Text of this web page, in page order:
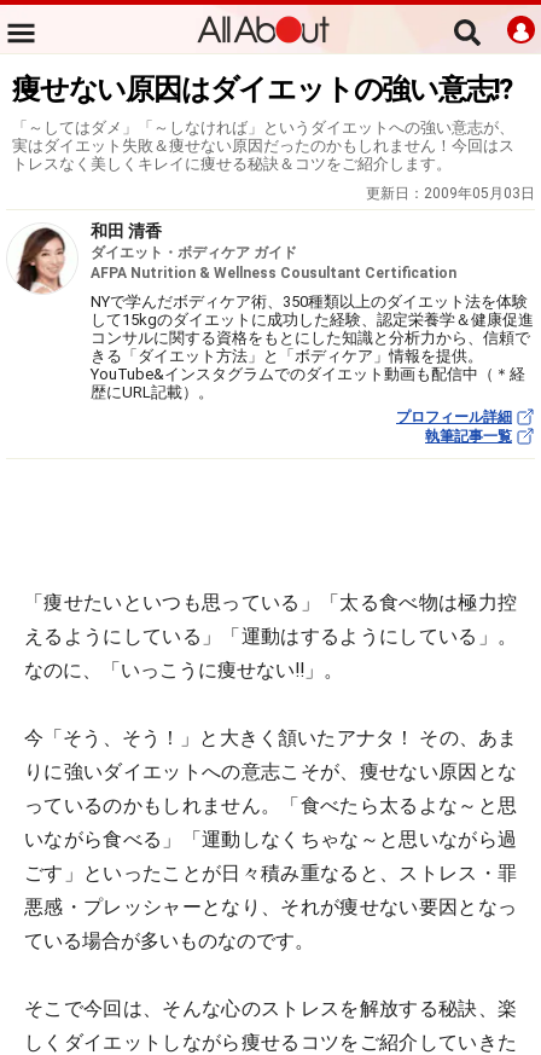
痩せない原因はダイエットの強い意志!?
「～してはダメ」「～しなければ」というダイエットへの強い意志が、
実はダイエット失敗＆痩せない原因だったのかもしれません！今回はス
トレスなく美しくキレイに痩せる秘訣＆コツをご紹介します。
更新日： 2009年05月03日
和田 清香
ダイエット・ボディケア ガイド
AFPA Nutrition & Wellness Cousultant Certification
NYで学んだボディケア術、350種類以上のダイエット法を体験
して15kgのダイエットに成功した経験、認定栄養学＆健康促進
コンサルに関する資格をもとにした知識と分析力から、信頼で
きる「ダイエット方法」と「ボディケア」情報を提供。
YouTube&インスタグラムでのダイエット動画も配信中（＊経
歴にURL記載）。
プロフィール詳細
執筆記事一覧
「痩せたいといつも思っている」「太る食べ物は極力控
えるようにしている」「運動はするようにしている」。
なのに、「いっこうに痩せない!!」。
今「そう、そう！」と大きく頷いたアナタ！ その、あま
りに強いダイエットへの意志こそが、痩せない原因とな
っているのかもしれません。「食べたら太るよな～と思
いながら食べる」「運動しなくちゃな～と思いながら過
ごす」といったことが日々積み重なると、ストレス・罪
悪感・プレッシャーとなり、それが痩せない要因となっ
ている場合が多いものなのです。
そこで今回は、そんな心のストレスを解放する秘訣、楽
しくダイエットしながら痩せるコツをご紹介していきた